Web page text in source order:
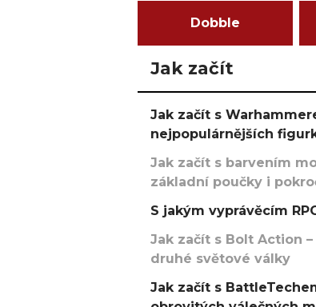
Dobble
Jak začít
Jak začít s
nejpopulárnějších
Jak začít s barvením
základní poučky i
S jakým vyprávěcím
Jak začít s Bolt Action
druhé světové války
Jak začít s